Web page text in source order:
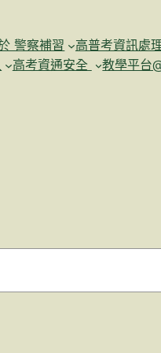
警察補習 高普考資訊處
高考資通安全 教學平台